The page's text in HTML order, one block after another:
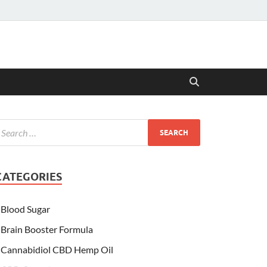
Blood Sugar
Brain Booster Formula
Cannabidiol CBD Hemp Oil